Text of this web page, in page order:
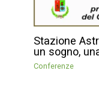
Stazione
un sogno,
Conferenze